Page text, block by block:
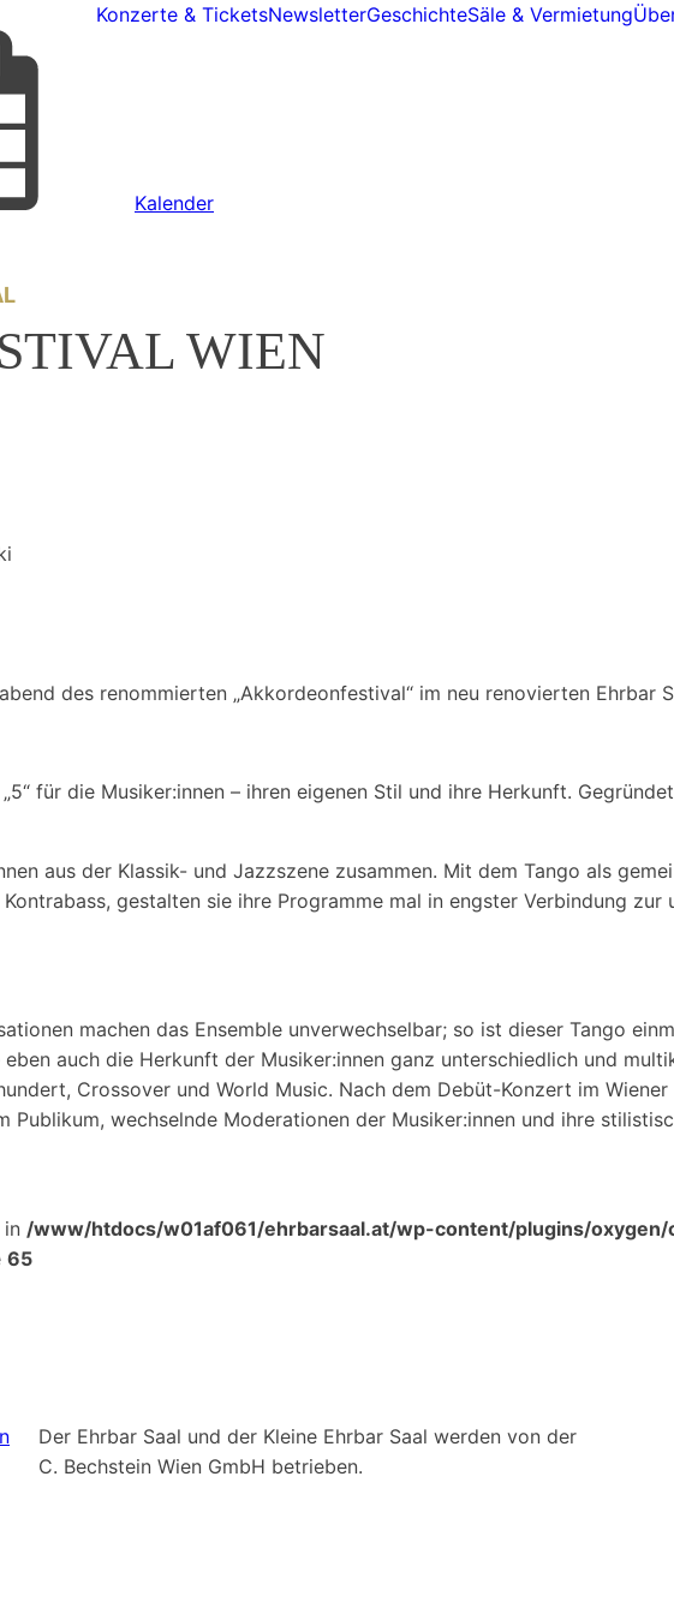
Konzerte & TicketsNewsletterGeschichteSäle & Vermietung
Kalender
WIEN
des renommierten „Akkordeonfestival“ im neu renovierten Ehrbar
für die Musiker:innen – ihren eigenen Stil und ihre Herkunft.
aus der Klassik- und Jazzszene zusammen. Mit dem Tango als
gestalten sie ihre Programme mal in engster Verbindung
machen das Ensemble unverwechselbar; so ist dieser Tango
auch die Herkunft der Musiker:innen ganz unterschiedlich und
Crossover und World Music. Nach dem Debüt-Konzert im
Publikum, wechselnde Moderationen der Musiker:innen und ihre
/www/htdocs/w01af061/ehrbarsaal.at/wp-content/plugins/
65
Der Ehrbar Saal und der Kleine Ehrbar Saal werden von der
C. Bechstein Wien GmbH betrieben.